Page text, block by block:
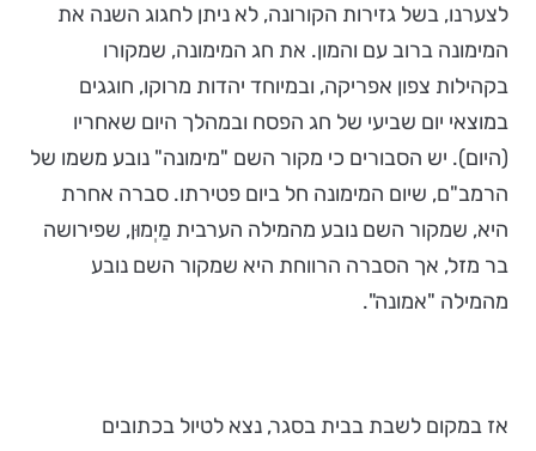
לצערנו, בשל גזירות הקורונה, לא ניתן לחגוג השנה את
המימונה ברוב עם והמון. את חג המימונה, שמקורו
בקהילות צפון אפריקה, ובמיוחד יהדות מרוקו, חוגגים
במוצאי יום שביעי של חג הפסח ובמהלך היום שאחריו
(היום). יש הסבורים כי מקור השם "מימונה" נובע משמו של
הרמב"ם, שיום המימונה חל ביום פטירתו. סברה אחרת
היא, שמקור השם נובע מהמילה הערבית מַיְמוּן, שפירושה
בר מזל, אך הסברה הרווחת היא שמקור השם נובע
מהמילה "אמונה".
אז במקום לשבת בבית בסגר, נצא לטיול בכתובים